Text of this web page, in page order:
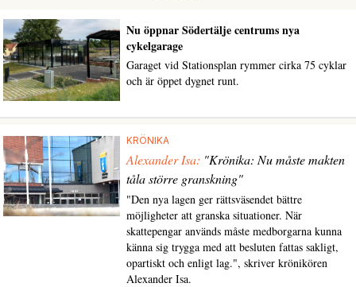
Nu öppnar Södertälje centrums nya
cykelgarage
Garaget vid Stationsplan rymmer cirka 75 cyklar
och är öppet dygnet runt.
KRÖNIKA
Alexander Isa: "Krönika: Nu måste makten
tåla större granskning"
"Den nya lagen ger rättsväsendet bättre
möjligheter att granska situationer. När
skattepengar används måste medborgarna kunna
känna sig trygga med att besluten fattas sakligt,
opartiskt och enligt lag.", skriver krönikören
Alexander Isa.